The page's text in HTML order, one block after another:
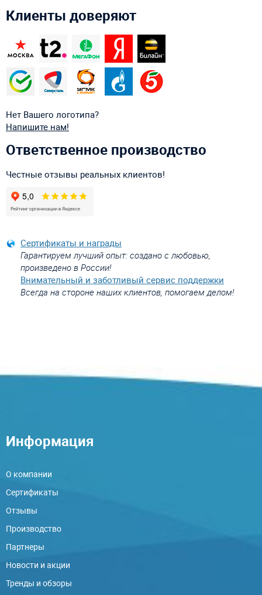
Клиенты доверяют
Нет Вашего логотипа?
Напишите нам!
Ответственное производство
Честные отзывы реальных клиентов!
Сертификаты и награды
Гарантируем лучший опыт: создано с любовью,
произведено в России!
Внимательный и заботливый сервис поддержки
Всегда на стороне наших клиентов, помогаем делом!
Информация
О компании
Сертификаты
Отзывы
Производство
Партнеры
Новости и акции
Тренды и обзоры